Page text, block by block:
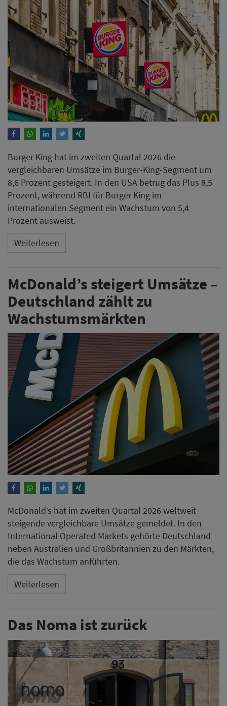
Burger King hat im zweiten Quartal 2026 die
vergleichbaren Umsätze im Burger-King-Segment um
8,6 Prozent gesteigert. In den USA betrug das Plus 8,5
Prozent, während RBI für Burger King im
internationalen Segment ein Wachstum von 5,4
Prozent ausweist.
Weiterlesen
McDonald’s steigert Umsätze –
Deutschland zählt zu
Wachstumsmärkten
McDonald’s hat im zweiten Quartal 2026 weltweit
steigende vergleichbare Umsätze gemeldet. In den
International Operated Markets gehörte Deutschland
neben Australien und Großbritannien zu den Märkten,
die das Wachstum anführten.
Weiterlesen
Das Noma ist zurück